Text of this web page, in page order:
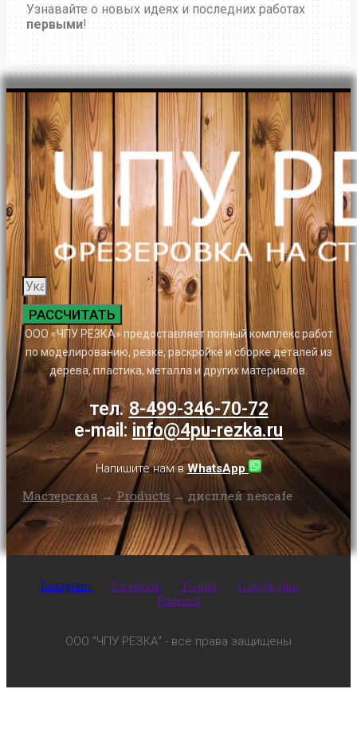
Узнавайте о новых идеях и последних работах
первыми!
РАССЧИТАТЬ
ООО «ЧПУ РЕЗКА» предоставляет полный комплекс работ
по моделированию, резке, раскройке и сборке деталей из
дерева, пластика, металла и других материалов.
тел.8-499-346-70-72
e-mail:info@4pu-rezka.ru
Напишите нам вWhatsApp
Мастерская → Products → дисплей nescafe
Instagram Facebook Twitter
Google-plus
Pinterest
ООО "ЧПУ РЕЗКА" - все права защищены